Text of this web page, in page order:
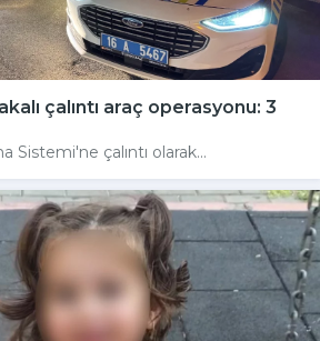
çalıntı araç operasyonu: 3
Sistemi'ne çalıntı olarak...